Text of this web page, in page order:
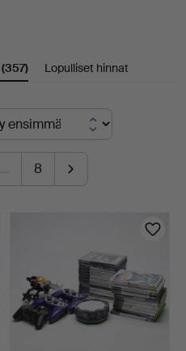
(357) Lopulliset hinnat
… 8